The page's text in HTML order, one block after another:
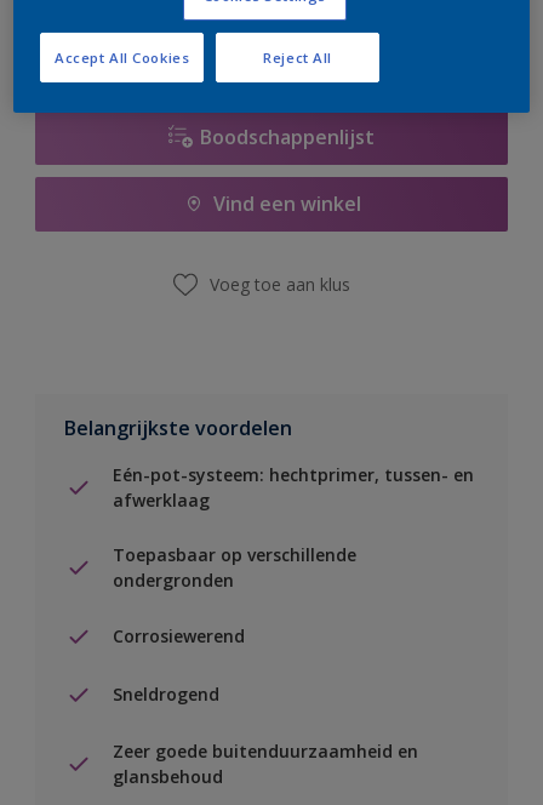
Boodschappenlijst
Vind een winkel
Voeg toe aan klus
Belangrijkste voordelen
Eén-pot-systeem: hechtprimer, tussen- en
afwerklaag
Toepasbaar op verschillende
ondergronden
Corrosiewerend
Sneldrogend
Zeer goede buitenduurzaamheid en
glansbehoud
Reject All
Accept All Cookies